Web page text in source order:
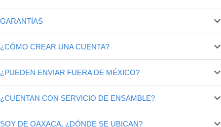
GARANTÍAS
¿CÓMO CREAR UNA CUENTA?
¿PUEDEN ENVIAR FUERA DE MÉXICO?
¿CUENTAN CON SERVICIO DE ENSAMBLE?
SOY DE OAXACA, ¿DÓNDE SE UBICAN?